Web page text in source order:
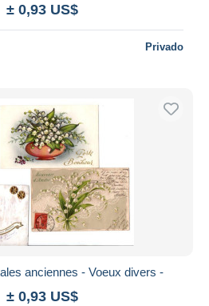
± 0,93 US$
Privado
anciennes - Voeux divers -
± 0,93 US$